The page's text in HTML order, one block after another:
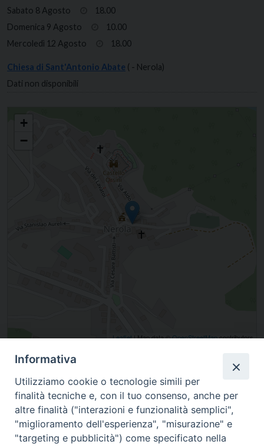
Sabato 8 Agosto
18.00
Domenica 9 Agosto
10.00
Mercoledì 12 Agosto
18.00
Chiesa di Sant'Antonio Abate ( - Nerola)
Dati non disponibili
+
−
Leaflet| Map data ©OpenStreetMapcontributors
Piazza San Sebastiano, Nerola, Lazio, Italia
Informativa
Utilizziamo cookie o tecnologie simili per
finalità tecniche e, con il tuo consenso, anche per
altre finalità ("interazioni e funzionalità semplici",
"miglioramento dell'esperienza", "misurazione" e
"targeting e pubblicità") come specificato nella